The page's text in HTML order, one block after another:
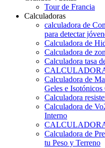
Tour de Francia
Calculadoras
calculadora de
para detectar
Calculadora de
Calculadora de
Calculadora tasa
Calculadora de
Geles e Isotónicos
Calculadora
Calculadora de
Interno
Calculadora de
tu Peso y Terreno